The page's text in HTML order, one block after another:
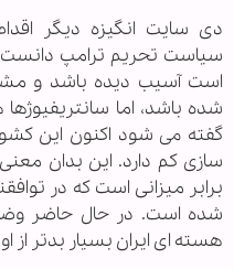
دی سایت انگیزه دیگر
سیاست تحریم ترامپ دانست
است آسیب دیده باشد و
شده باشد، اما
سازی کم دارد. این بدان
شده است. در حال حاضر
هسته ای ایران بسیار بدتر از